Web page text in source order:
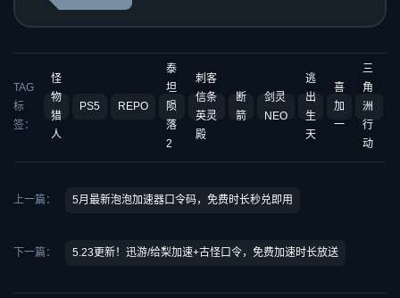
TAG
标
签：
怪
物
猎
人
PS5 REPO
泰
坦
陨
落
2
刺客
信条
英灵
殿
断
箭
剑灵
NEO
逃
出
生
天
喜
加
一
三
角
洲
行
动
上一篇： 5月最新泡泡加速器口令码，免费时长秒兑即用
下一篇： 5.23更新！迅游/给梨加速+古怪口令，免费加速时长放送